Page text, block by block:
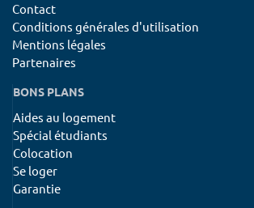
Contact
Conditions générales d'utilisation
Mentions légales
Partenaires
BONS PLANS
Aides au logement
Spécial étudiants
Colocation
Se loger
Garantie